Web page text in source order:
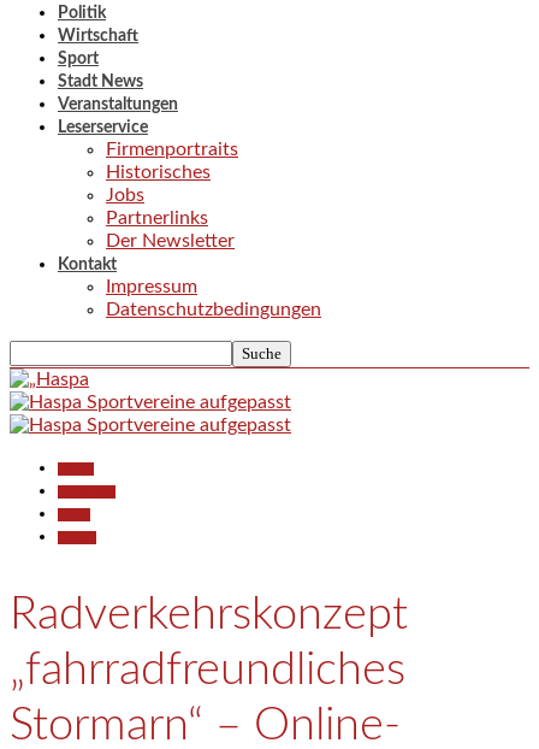
Politik
Wirtschaft
Sport
Stadt News
Veranstaltungen
Leserservice
Firmenportraits
Historisches
Jobs
Partnerlinks
Der Newsletter
Kontakt
Impressum
Datenschutzbedingungen
Radverkehrskonzept
„fahrradfreundliches
Stormarn“ – Online-